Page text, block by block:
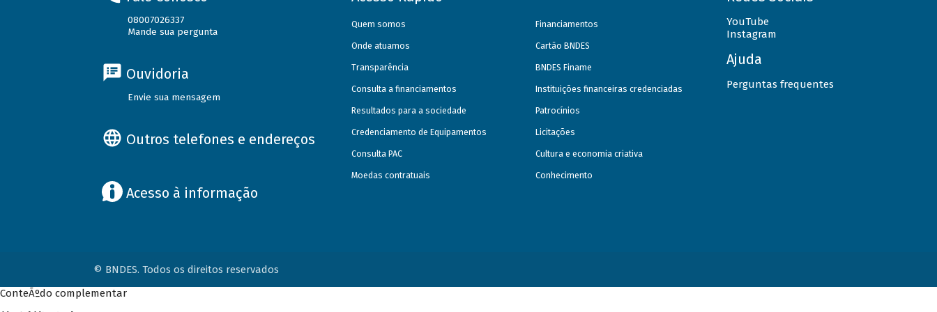
08007026337
Mande sua pergunta
Ouvidoria
Envie sua mensagem
Outros telefones e endereços
Acesso à informação
Quem somos
Onde atuamos
Transparência
Consulta a financiamentos
Resultados para a sociedade
Credenciamento de Equipamentos
Consulta PAC
Moedas contratuais
Financiamentos
Cartão BNDES
BNDES Finame
Instituições financeiras credenciadas
Patrocínios
Licitações
Cultura e economia criativa
Conhecimento
YouTube
Instagram
Ajuda
Perguntas frequentes
© BNDES. Todos os direitos reservados
ConteÃºdo complementar